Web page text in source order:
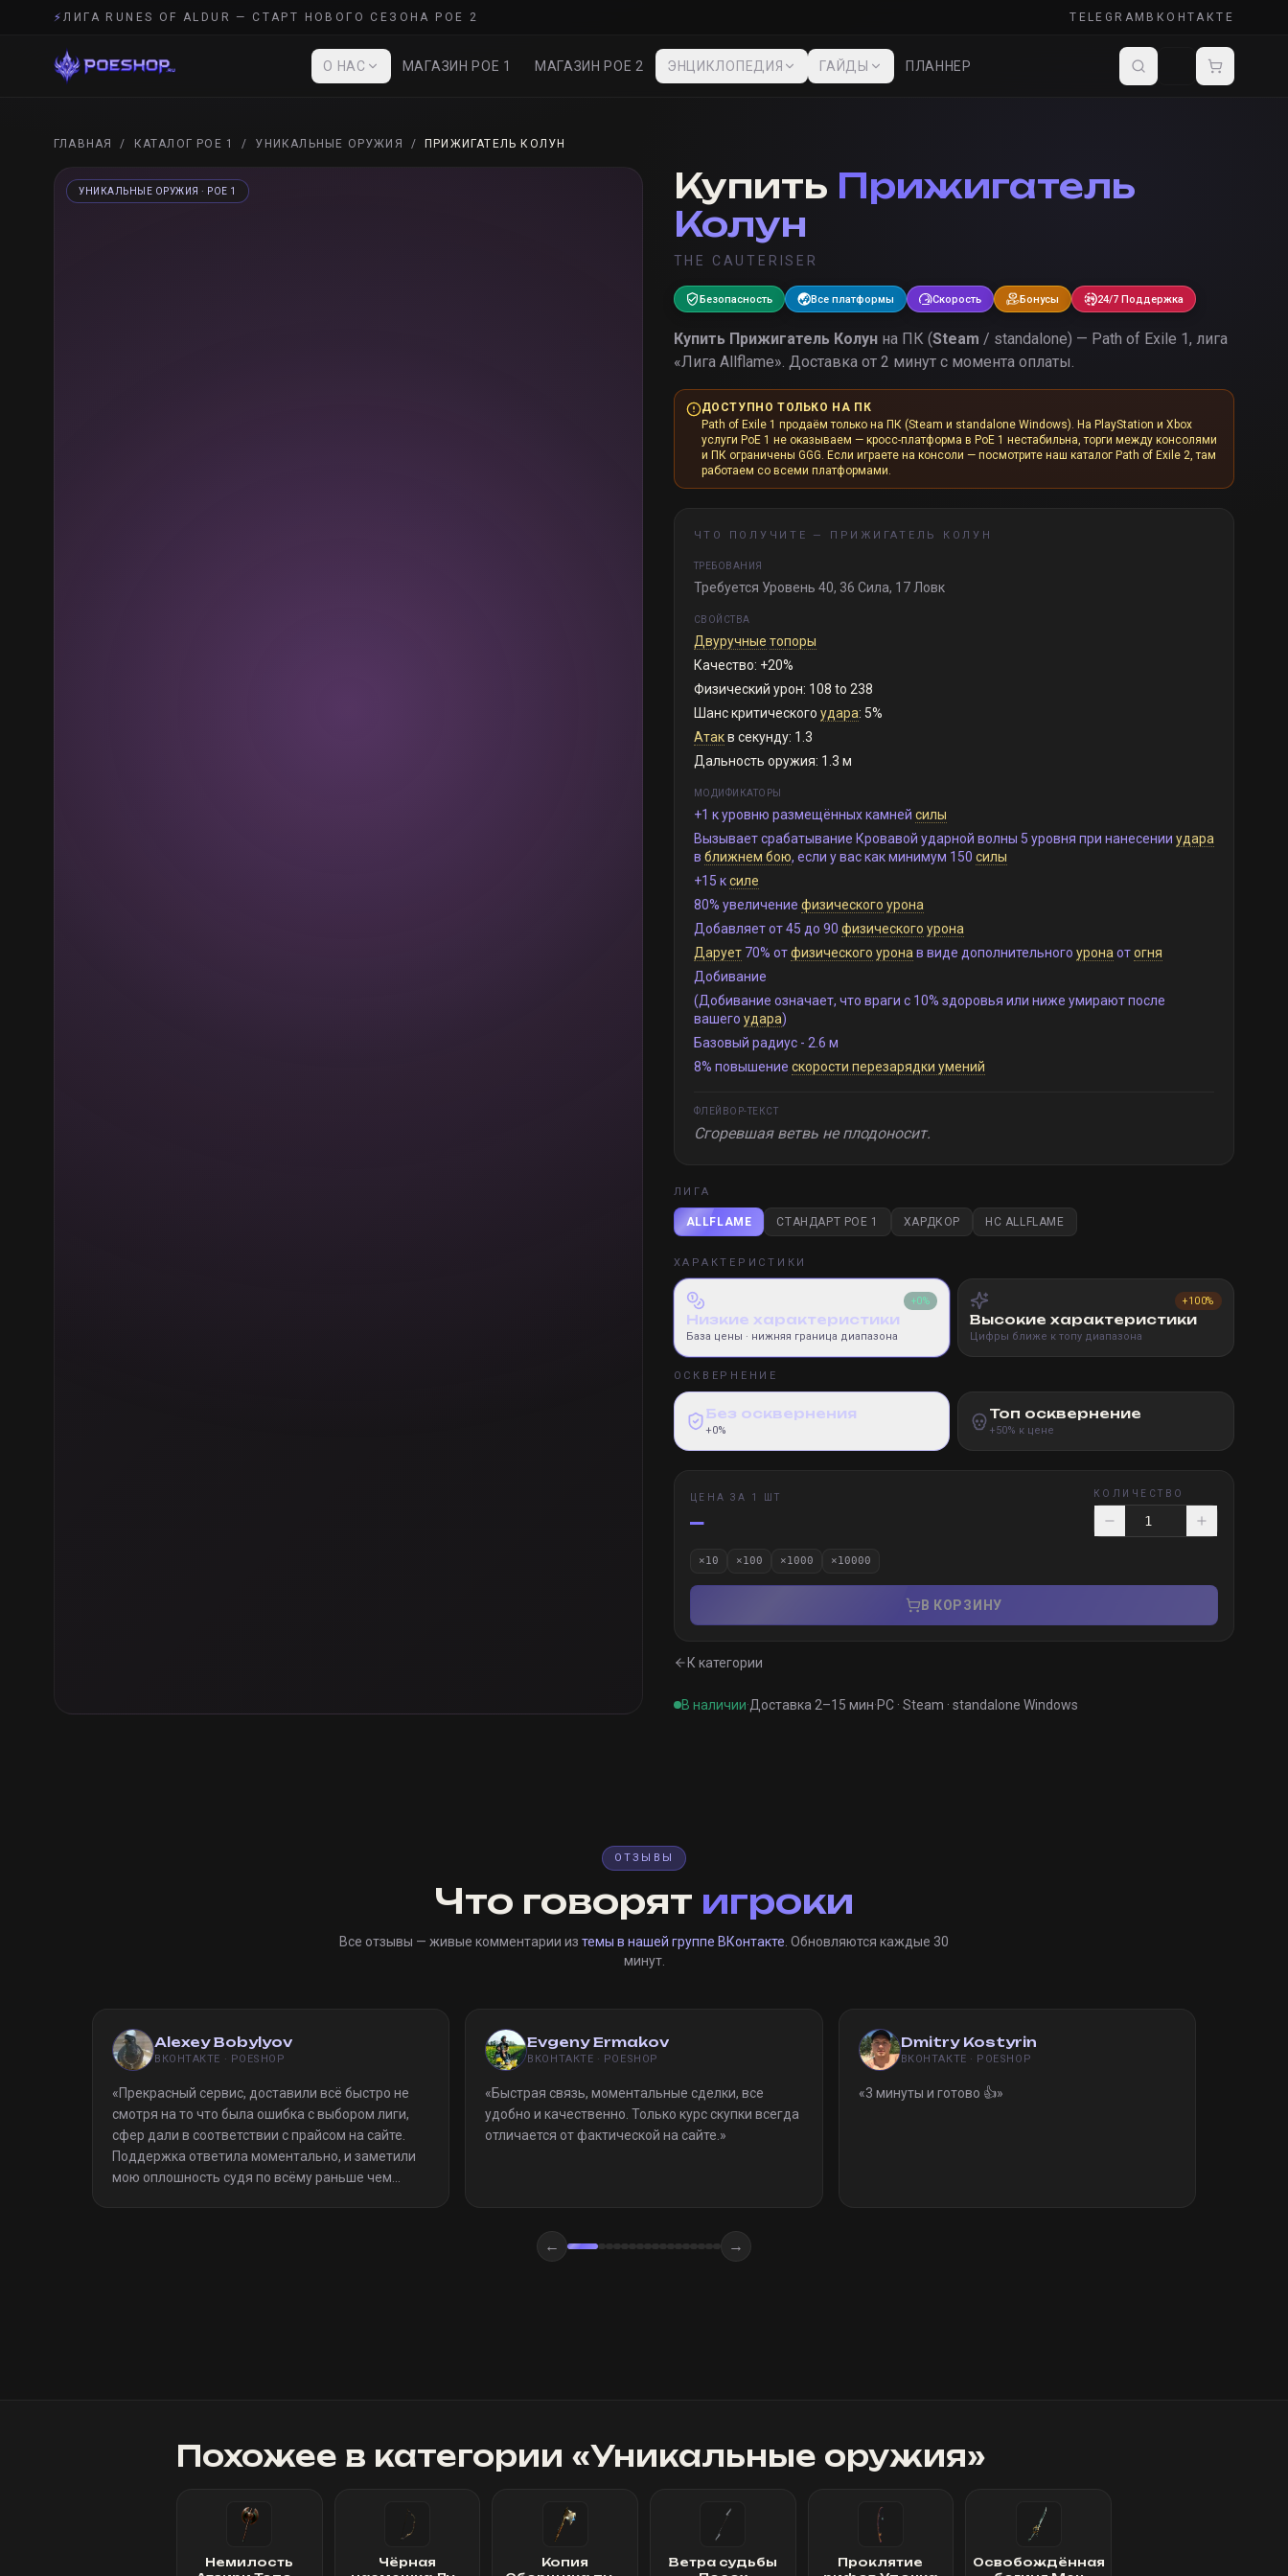
⚡ЛИГА RUNES OF ALDUR — СТАРТ НОВОГО СЕЗОНА POE 2 TELEGRAM ВКОНТАКТЕ
О НАС МАГАЗИН POE 1 МАГАЗИН POE 2 ЭНЦИКЛОПЕДИЯ ГАЙДЫ ПЛАННЕР
ГЛАВНАЯ / КАТАЛОГ POE 1 / УНИКАЛЬНЫЕ ОРУЖИЯ / ПРИЖИГАТЕЛЬ КОЛУН
УНИКАЛЬНЫЕ ОРУЖИЯ · POE 1 Купить Прижигатель
Колун
THE CAUTERISER
Безопасность Все платформы Скорость Бонусы 24/7 Поддержка
Купить Прижигатель Колун на ПК (Steam / standalone) — Path of Exile 1, лига
«Лига Allflame». Доставка от 2 минут с момента оплаты.
ДОСТУПНО ТОЛЬКО НА ПК
Path of Exile 1 продаём только на ПК (Steam и standalone Windows). На PlayStation и Xbox
услуги PoE 1 не оказываем — кросс-платформа в PoE 1 нестабильна, торги между консолями
и ПК ограничены GGG. Если играете на консоли — посмотрите наш каталог Path of Exile 2, там
работаем со всеми платформами.
ЧТО ПОЛУЧИТЕ — ПРИЖИГАТЕЛЬ КОЛУН
ТРЕБОВАНИЯ
Требуется Уровень 40, 36 Сила, 17 Ловк
СВОЙСТВА
Двуручные топоры
Качество: +20%
Физический урон: 108 to 238
Шанс критического удара: 5%
Атакв секунду: 1.3
Дальность оружия: 1.3 м
МОДИФИКАТОРЫ
+1 к уровню размещённых камней силы
Вызывает срабатывание Кровавой ударной волны 5 уровня при нанесении удара
в ближнем бою, если у вас как минимум 150 силы
+15 ксиле
80% увеличение физического урона
Добавляет от 45 до 90 физического урона
Дарует70% отфизического урона в виде дополнительного урона отогня
Добивание
(Добивание означает, что враги с 10% здоровья или ниже умирают после
вашего удара)
Базовый радиус - 2.6 м
8% повышение скорости перезарядки умений
ФЛЕЙВОР-ТЕКСТ
Сгоревшая ветвь не плодоносит.
ЛИГА
ALLFLAME СТАНДАРТ POE 1 ХАРДКОР HC ALLFLAME
ХАРАКТЕРИСТИКИ
+0%
Низкие характеристики
База цены · нижняя граница диапазона
+100%
Высокие характеристики
Цифры ближе к топу диапазона
ОСКВЕРНЕНИЕ
Без осквернения
+0%
Топ осквернение
+50% к цене
ЦЕНА ЗА 1 ШТ
—
КОЛИЧЕСТВО
×10 ×100 ×1000 ×10000
В КОРЗИНУ
К категории
В наличии·Доставка 2–15 мин·PC · Steam · standalone Windows
ОТЗЫВЫ
Что говорят игроки
Все отзывы — живые комментарии из темы в нашей группе ВКонтакте . Обновляются каждые 30
минут.
Alexey Bobylyov
ВКОНТАКТЕ · POESHOP
«Прекрасный сервис, доставили всё быстро не
смотря на то что была ошибка с выбором лиги,
сфер дали в соответствии с прайсом на сайте.
Поддержка ответила моментально, и заметили
мою оплошность судя по всёму раньше чем
Evgeny Ermakov
ВКОНТАКТЕ · POESHOP
«Быстрая связь, моментальные сделки, все
удобно и качественно. Только курс скупки всегда
отличается от фактической на сайте. »
Dmitry Kostyrin
ВКОНТАКТЕ · POESHOP
«3 минуты и готово 👍»
← →
Похожее в категории «Уникальные оружия»
Немилость
Чёрная
Копия
Ветра судьбы
Проклятие
Освобождённая